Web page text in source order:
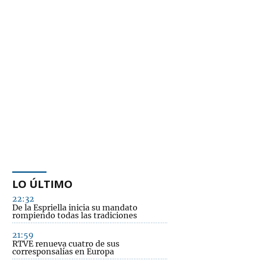
LO ÚLTIMO
22:32
De la Espriella inicia su mandato
rompiendo todas las tradiciones
21:59
RTVE renueva cuatro de sus
corresponsalías en Europa